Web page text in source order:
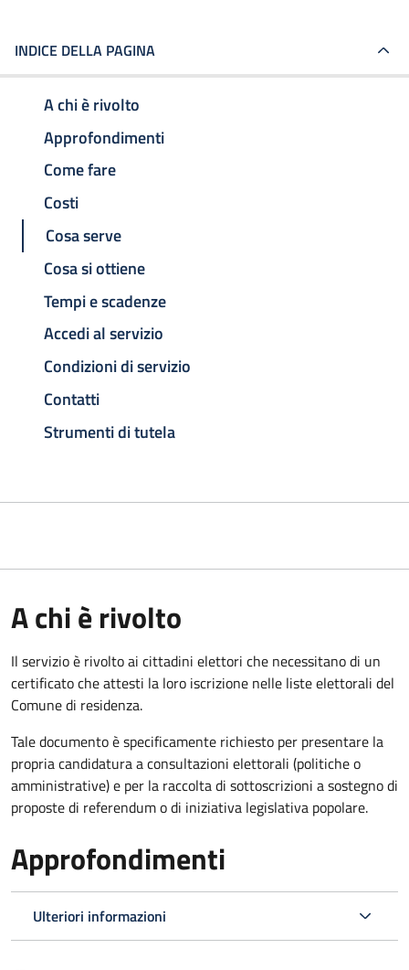
INDICE DELLA PAGINA
A chi è rivolto
Approfondimenti
Come fare
Costi
Cosa serve
Cosa si ottiene
Tempi e scadenze
Accedi al servizio
Condizioni di servizio
Contatti
Strumenti di tutela
A chi è rivolto
Il servizio è rivolto ai cittadini elettori che necessitano di un
certificato che attesti la loro iscrizione nelle liste elettorali del
Comune di residenza.
Tale documento è specificamente richiesto per presentare la
propria candidatura a consultazioni elettorali (politiche o
amministrative) e per la raccolta di sottoscrizioni a sostegno di
proposte di referendum o di iniziativa legislativa popolare.
Approfondimenti
Ulteriori informazioni